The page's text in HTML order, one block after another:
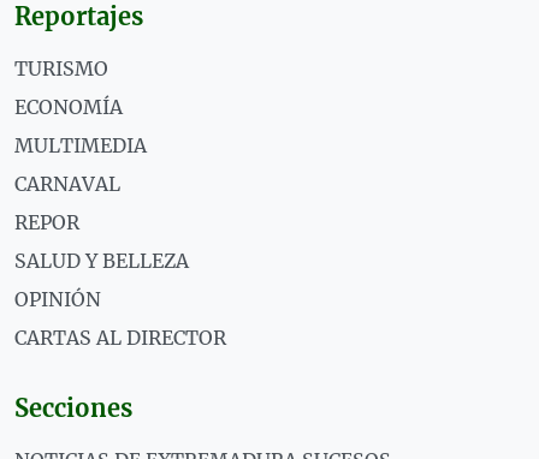
Reportajes
TURISMO
ECONOMÍA
MULTIMEDIA
CARNAVAL
REPOR
SALUD Y BELLEZA
OPINIÓN
CARTAS AL DIRECTOR
Secciones